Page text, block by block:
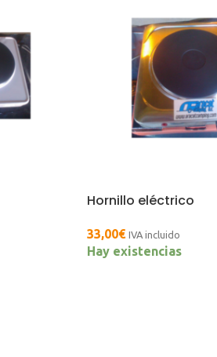
Hornillo eléctrico
33,00€ IVA incluido
Hay existencias